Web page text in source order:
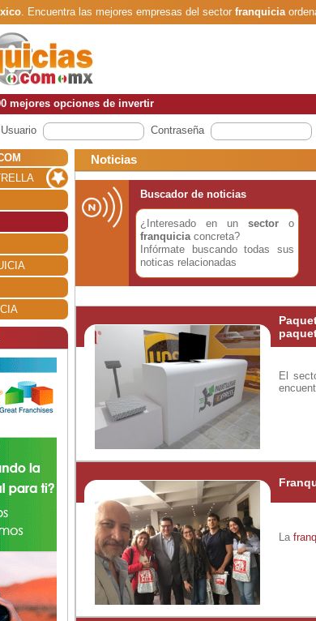
. Encuentra las mejores empresas del sector franquicia
mejores opciones de invertir
Usuario Contraseña
Noticias
Buscador de noticias
¿Interesado en un sector o
franquiciaconcreta?
Infórmate buscando todas sus
noticas relacionadas
El
La